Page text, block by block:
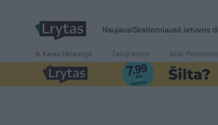
NaujausiSkaitomiausiLietuvos
Karas Ukrainoje Žalioji erdvė Ačiū,